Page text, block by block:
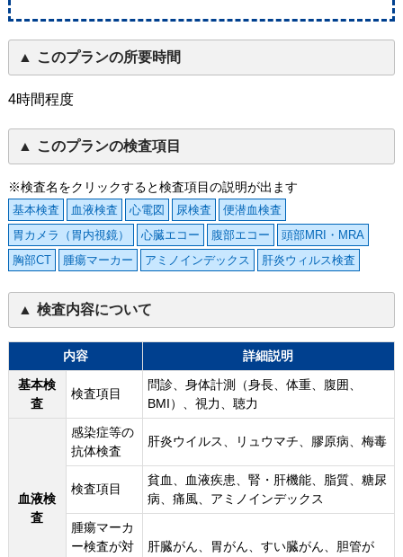
このプランの所要時間
4時間程度
このプランの検査項目
※検査名をクリックすると検査項目の説明が出ます
基本検査 血液検査 心電図 尿検査
便潜血検査
胃カメラ（胃内視鏡）
心臓エコー 腹部エコー
頭部MRI・MRA
胸部CT
腫瘍マーカー アミノインデックス 肝炎ウィルス検査
検査内容について
内容
詳細説明
基本検
査
検査項目
問診、身体計測（身長、体重、腹囲、
BMI）、視力、聴力
血液検
査
感染症等の
抗体検査
肝炎ウイルス、リュウマチ、膠原病、梅毒
検査項目
貧血、血液疾患、腎・肝機能、脂質、糖尿
病、痛風、アミノインデックス
腫瘍マーカ
ー検査が対
肝臓がん、胃がん、すい臓がん、胆管が